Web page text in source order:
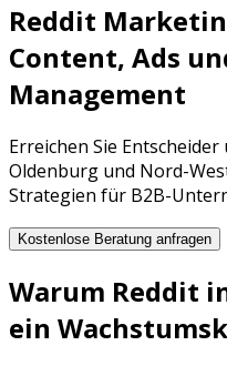
Reddit
Content, Ads
Management
Erreichen Sie
Oldenburg und Nord-
Strategien für B2B-
Kostenlose Beratung anfragen
Warum Reddit
ein